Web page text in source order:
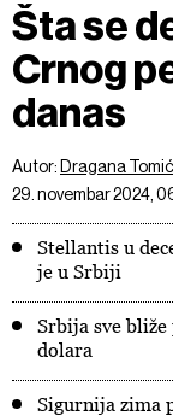
Šta se
Crnog
danas
Autor: Dragana Tomić
29. novembar 2024,
Stellantis u
je u Srbiji
Srbija sve
dolara
Sigurnija zima